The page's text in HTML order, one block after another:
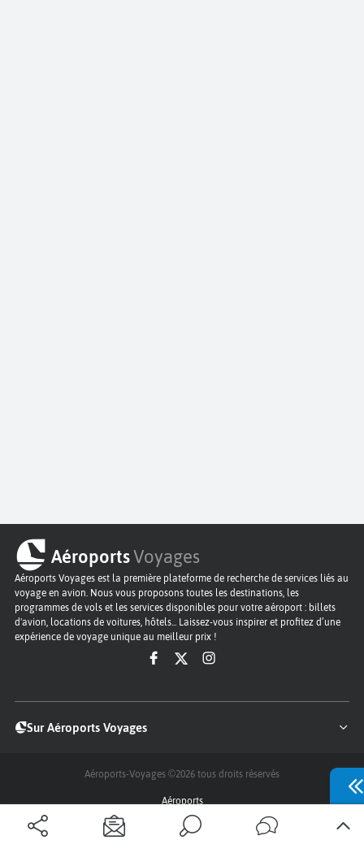
AéroportsVoyages
Aéroports Voyages est la première plateforme de recherche de services liés au
voyage en avion. Nous vous proposons toutes les destinations, les
programmes de vols et les services disponibles pour votre aéroport : billets
d'avion, locations de voitures, hôtels... Laissez-vous inspirer et profitez d’une
expérience de voyage unique au meilleur prix !
Sur Aéroports Voyages
Aéroports-Voyages ©2026 tous droits réservés
Aéroports
Conditions générales
Politique de confidentialité
Questions - Réponses